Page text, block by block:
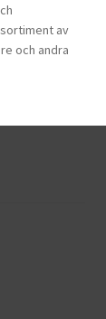
av
och andra